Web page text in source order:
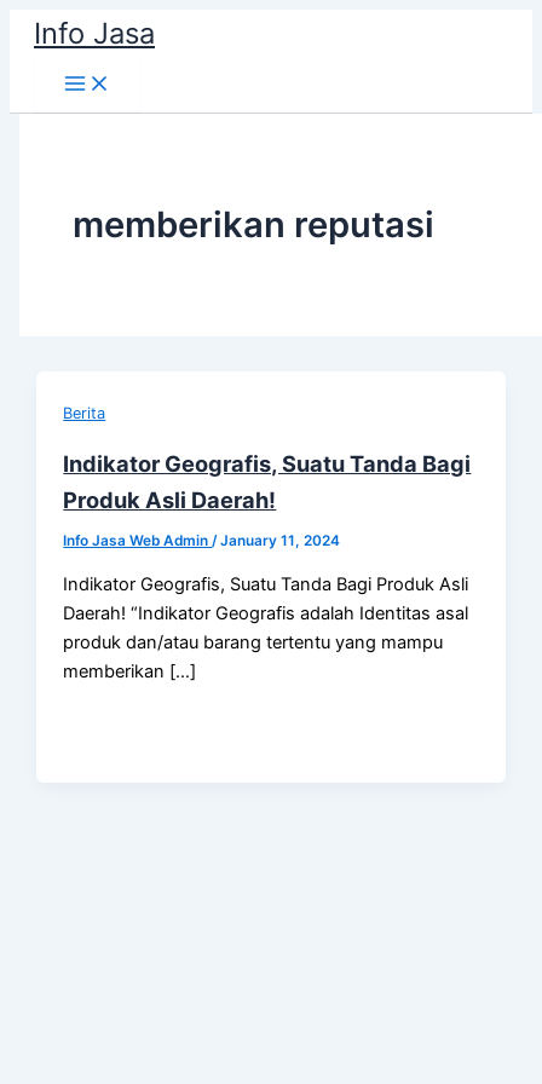
Skip
content
Info Jasa
memberikan reputasi
Berita
Indikator Geografis, Suatu Tanda Bagi
Produk Asli Daerah!
Info Jasa Web Admin/January 11, 2024
Indikator Geografis, Suatu Tanda Bagi Produk Asli
Daerah! “Indikator Geografis adalah Identitas asal
produk dan/atau barang tertentu yang mampu
memberikan […]